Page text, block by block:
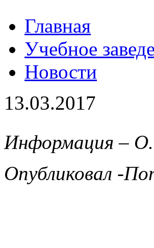
Главная
Учебное
Новости
13.03.2017
Информация –
Опубликовал -